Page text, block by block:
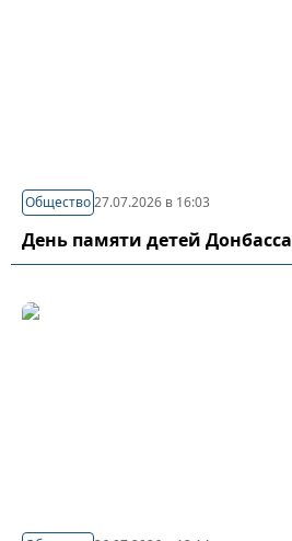
Общество27.07.2026 в 16:03
День памяти детей Донбасса